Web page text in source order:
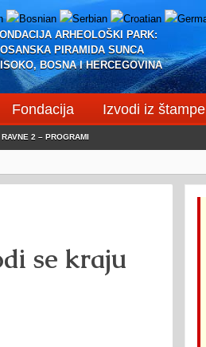
ARHEOLOŠKI PARK:
PIRAMIDA SUNCA
BOSNA I HERCEGOVINA
Fondacija Izvodi iz štampe
RAVNE 2 – PROGRAMI
se kraju